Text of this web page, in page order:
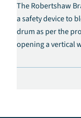
The Robertshaw
a safety device to
drum as per the
opening a vertical